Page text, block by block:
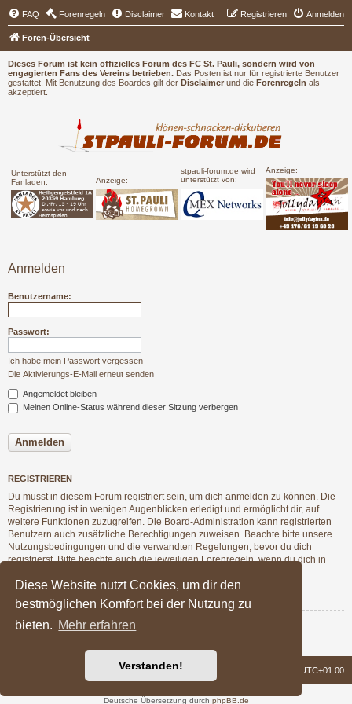
Diese Website nutzt Cookies, um dir den
bestmöglichen Komfort bei der Nutzung zu
bieten. Mehr erfahren
Verstanden!
Dieses Forum ist kein offizielles Forum des FC St. Pauli, sondern wird von
engagierten Fans des Vereins betrieben. Das Posten ist nur für registrierte Benutzer
gestattet. Mit Benutzung des Boardes gilt der Disclaimer und die Forenregeln als
akzeptiert.
Unterstützt den
Fanladen:
Anzeige:
stpauli-forum.de wird
unterstützt von:
Anzeige:
FAQ Forenregeln Disclaimer Kontakt Anmelden
Registrieren
Foren-Übersicht
Anmelden
Benutzername:
Passwort:
Ich habe mein Passwort vergessen
Die Aktivierungs-E-Mail erneut senden
Angemeldet bleiben
Meinen Online-Status während dieser Sitzung verbergen
REGISTRIEREN
Du musst in diesem Forum registriert sein, um dich anmelden zu können. Die
Registrierung ist in wenigen Augenblicken erledigt und ermöglicht dir, auf
weitere Funktionen zuzugreifen. Die Board-Administration kann registrierten
Benutzern auch zusätzliche Berechtigungen zuweisen. Beachte bitte unsere
Nutzungsbedingungen und die verwandten Regelungen, bevor du dich
registrierst. Bitte beachte auch die jeweiligen Forenregeln, wenn du dich in
Datenschutzerklärung
Registrieren
UTC+01:00
Deutsche Übersetzung durch phpBB.de